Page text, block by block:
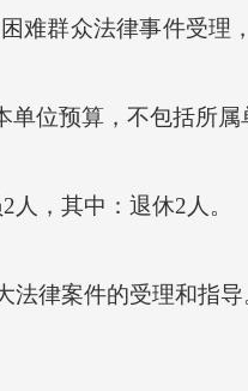
群众法律事件受理
位预算，不包括所属
，其中：退休2人。
律案件的受理和指导